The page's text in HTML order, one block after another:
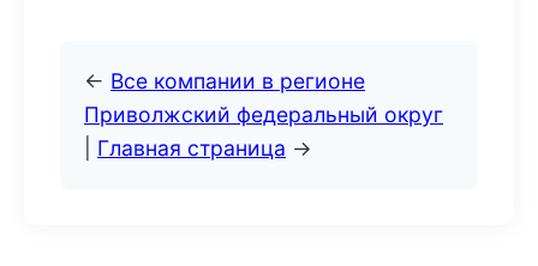
← Все компании в регионе
Приволжский федеральный округ
Главная страница →